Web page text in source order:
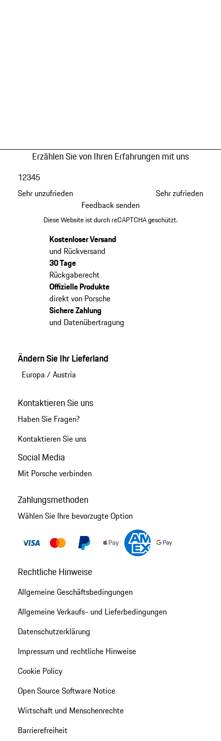
Erzählen Sie von Ihren Erfahrungen mit uns
Sehr unzufrieden
12345
Sehr zufrieden
Feedback senden
Diese Website ist durch reCAPTCHA geschützt.
Kostenloser Versand
und Rückversand
30 Tage
Rückgaberecht
Offizielle Produkte
direkt von Porsche
Sichere Zahlung
und Datenübertragung
Ändern Sie Ihr Lieferland
Europa / Austria
Kontaktieren Sie uns
Haben Sie Fragen?
Kontaktieren Sie uns
Social Media
Mit Porsche verbinden
Zahlungsmethoden
Wählen Sie Ihre bevorzugte Option
Rechtliche Hinweise
Allgemeine Geschäftsbedingungen
Allgemeine Verkaufs- und Lieferbedingungen
Datenschutzerklärung
Impressum und rechtliche Hinweise
Cookie Policy
Open Source Software Notice
Wirtschaft und Menschenrechte
Barrierefreiheit